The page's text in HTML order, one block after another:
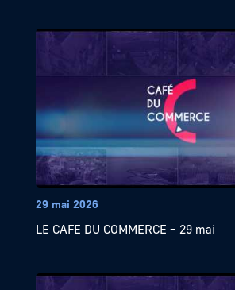
29 mai 2026
LE CAFE DU COMMERCE – 29 mai